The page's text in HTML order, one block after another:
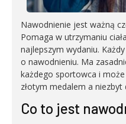
Nawodnienie jest ważną
Pomaga w utrzymaniu
najlepszym wydaniu.
o nawodnieniu. Ma
każdego sportowca i
złotym medalem a
Co to jest